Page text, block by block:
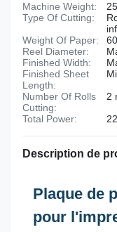
Machine Weight:
Type Of Cutting:
Weight Of Paper:
Reel Diameter:
Finished Width:
Finished Sheet
Length:
Number Of Rolls
Cutting:
2
Total Power:
Description de
Plaque de
pour